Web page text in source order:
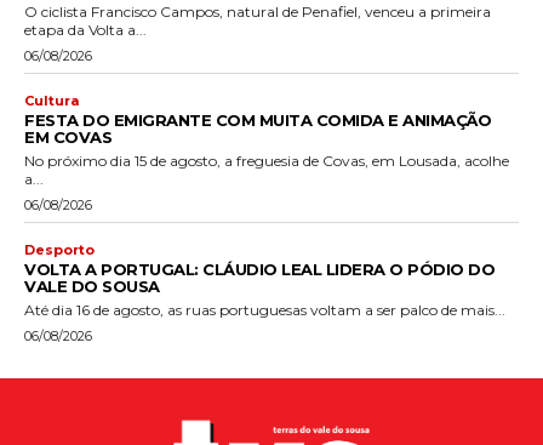
O ciclista Francisco Campos, natural de Penafiel, venceu a primeira
etapa da Volta a...
06/08/2026
Cultura
FESTA DO EMIGRANTE COM MUITA COMIDA E ANIMAÇÃO
EM COVAS
No próximo dia 15 de agosto, a freguesia de Covas, em Lousada, acolhe
a...
06/08/2026
Desporto
VOLTA A PORTUGAL: CLÁUDIO LEAL LIDERA O PÓDIO DO
VALE DO SOUSA
Até dia 16 de agosto, as ruas portuguesas voltam a ser palco de mais...
06/08/2026